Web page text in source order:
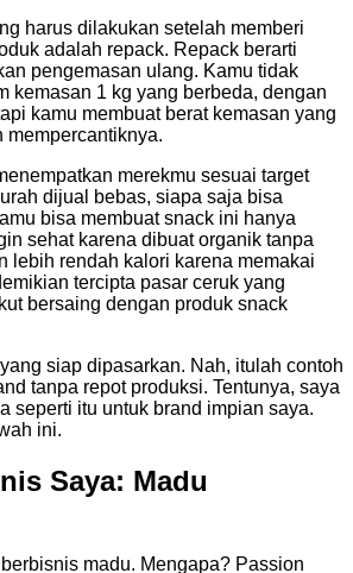
harus dilakukan setelah memberi
adalah repack. Repack berarti
pengemasan ulang. Kamu tidak
kemasan 1 kg yang berbeda, dengan
kamu membuat berat kemasan yang
mempercantiknya.
merekmu sesuai target
dijual bebas, siapa saja bisa
bisa membuat snack ini hanya
sehat karena dibuat organik tanpa
lebih rendah kalori karena memakai
tercipta pasar ceruk yang
bersaing dengan produk snack
siap dipasarkan. Nah, itulah contoh
tanpa repot produksi. Tentunya, saya
seperti itu untuk brand impian saya.
ini.
Saya: Madu
madu. Mengapa? Passion